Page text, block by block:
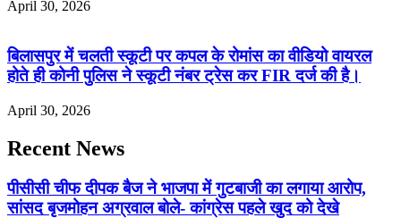
April 30, 2026
बिलासपुर में चलती स्कूटी पर कपल के रोमांस का वीडियो वायरल
होते ही कोनी पुलिस ने स्कूटी नंबर ट्रेस कर FIR दर्ज की है।
April 30, 2026
Recent News
पीसीसी चीफ दीपक बैज ने भाजपा में गुटबाजी का लगाया आरोप,
सांसद बृजमोहन अग्रवाल बोले- कांग्रेस पहले खुद को देखे